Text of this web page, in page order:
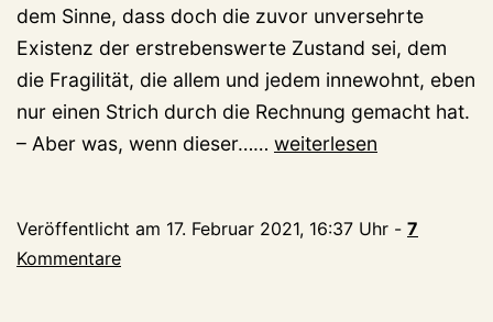
dem Sinne, dass doch die zuvor unversehrte
Existenz der erstrebenswerte Zustand sei, dem
die Fragilität, die allem und jedem innewohnt, eben
nur einen Strich durch die Rechnung gemacht hat.
– Aber was, wenn dieser…… Tauismus
weiterlesen
Veröffentlicht am 17. Februar 2021, 16:37 Uhr - 7
Kommentare